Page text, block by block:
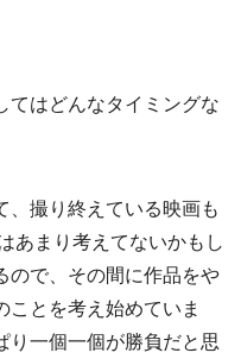
てはどんなタイミングな
撮り終えている映画も
あまり考えてないかもし
で、その間に作品をや
とを考え始めていま
り一個一個が勝負だと思